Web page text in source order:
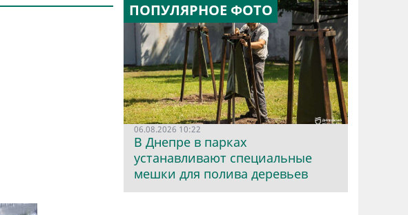
ПОПУЛЯРНОЕ ФОТО
06.08.2026 10:22
В Днепре в парках
устанавливают специальные
мешки для полива деревьев